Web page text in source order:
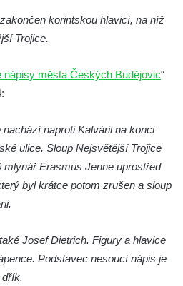
svatého Vavřince
v
v Oseku
svatého
Vavřince ve
náměstí v
hřbitova ve
korintskou hlavicí, na níž
Trojice.
nápisy města Českých Budějovic“
naproti Kalvárii na konci
ulice. Sloup Nejsvětější Trojice
mlynář Erasmus Jenne uprostřed
byl krátce potom zrušen a sloup
Josef Dietrich. Figury a hlavice
Podstavec nesoucí nápis je
dřík.